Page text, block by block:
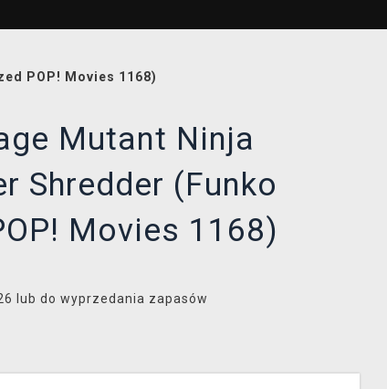
POP! Movies 1168)
Mutant Ninja
Shredder (Funko
Movies 1168)
lub do wyprzedania zapasów